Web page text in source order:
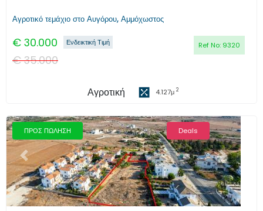
Αγροτικό τεμάχιο στο Αυγόρου, Αμμόχωστος
€ 30.000 Ref No: 9320
Ενδεικτική Τιμή
€35.000
Αγροτική 4.127μ 2
ΠΡΟΣ ΠΩΛΗΣΗ Deals
Προηγούμενο Επόμενο